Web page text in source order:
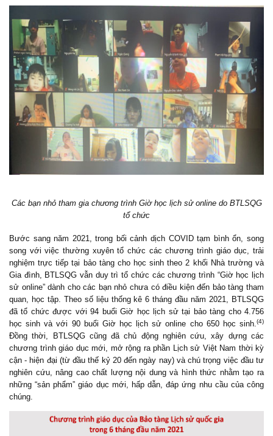
Các bạn nhỏ tham gia chương trình Giờ học lịch sử online do BTLSQG
tổ chức
Bước sang năm 2021, trong bối cảnh dịch COVID tạm bình ổn, song
song với việc thường xuyên tổ chức các chương trình giáo dục, trải
nghiệm trực tiếp tại bảo tàng cho học sinh theo 2 khối Nhà trường và
Gia đình, BTLSQG vẫn duy trì tổ chức các chương trình “Giờ học lịch
sử online” dành cho các bạn nhỏ chưa có điều kiện đến bảo tàng tham
quan, học tập. Theo số liệu thống kê 6 tháng đầu năm 2021, BTLSQG
đã tổ chức được với 94 buổi Giờ học lịch sử tại bảo tàng cho 4.756
học sinh và với 90 buổi Giờ học lịch sử online cho 650 học sinh.(4)
Đồng thời, BTLSQGcũng đã chủ động nghiên cứu, xây dựng các
chương trình giáo dục mới, mở rộng ra phần Lịch sử Việt Nam thời kỳ
cận - hiện đại (từ đầu thế kỷ 20 đến ngày nay) và chú trọng việc đầu tư
nghiên cứu, nâng cao chất lượng nội dung và hình thức nhằm tạo ra
những “sản phẩm” giáo dục mới, hấp dẫn, đáp ứng nhu cầu của công
chúng.